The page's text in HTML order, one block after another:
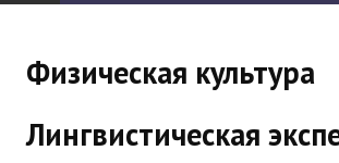
"Боевая" русистика
Будни института
Физическая культура
Лингвистическая